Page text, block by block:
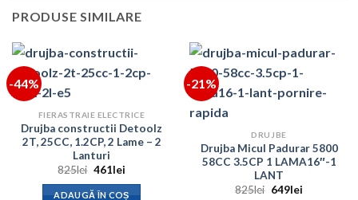
PRODUSE SIMILARE
-44%
FIERASTRAIE ELECTRICE
Drujba constructii Detoolz
2T, 25CC, 1.2CP, 2 Lame – 2
Lanturi
825lei Prețul
a
461leiPrețul
este:
ADAUGĂ ÎN COȘ
-21%
DRUJBE
Drujba Micul Padurar 5800
58CC 3.5CP 1 LAMA16″-1
LANT
825lei Prețul
649leiPrețul